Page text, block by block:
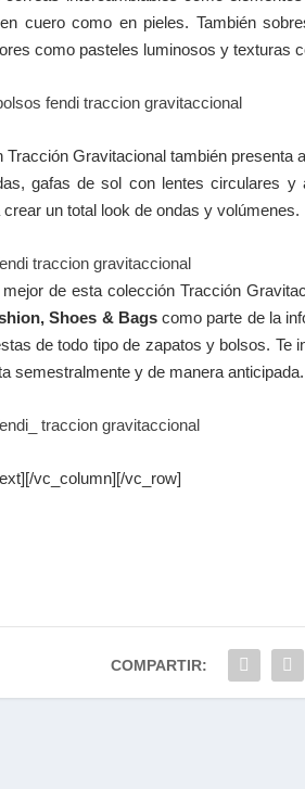
cuero como en pieles. También
como pasteles luminosos y texturas
Tracción Gravitacional también
gafas de sol con lentes circulares
crear un total look de ondas y volúmenes.
de esta colección Tracción
Shoes & Bagscomo parte de la
de todo tipo de zapatos y bolsos. Te
semestralmente y de manera anticipada.
vc_column][/vc_row]
COMPARTIR: